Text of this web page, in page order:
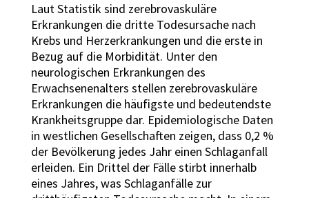
Laut Statistik sind zerebrovaskuläre
Erkrankungen die dritte Todesursache nach
Krebs und Herzerkrankungen und die erste in
Bezug auf die Morbidität. Unter den
neurologischen Erkrankungen des
Erwachsenenalters stellen zerebrovaskuläre
Erkrankungen die häufigste und bedeutendste
Krankheitsgruppe dar. Epidemiologische Daten
in westlichen Gesellschaften zeigen, dass 0,2 %
der Bevölkerung jedes Jahr einen Schlaganfall
erleiden. Ein Drittel der Fälle stirbt innerhalb
eines Jahres, was Schlaganfälle zur